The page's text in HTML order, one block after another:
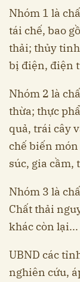
Nhóm 1 là
tái chế, bao
thải; thủy tinh
bị điện, điện
Nhóm 2 là
thừa; thực
quả, trái cây
chế biến
súc, gia cầm,
Nhóm 3 là
Chất thải
khác còn lại...
UBND các
nghiên cứu,